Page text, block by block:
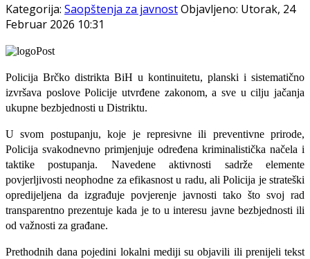
Kategorija: Saopštenja za javnostObjavljeno: Utorak, 24
Februar 2026 10:31
Policija Brčko distrikta BiH u kontinuitetu, planski i sistematično
izvršava poslove Policije utvrđene zakonom, a sve u cilju jačanja
ukupne bezbjednosti u Distriktu.
U svom postupanju, koje je represivne ili preventivne prirode,
Policija svakodnevno primjenjuje određena kriminalistička načela i
taktike postupanja. Navedene aktivnosti sadrže elemente
povjerljivosti neophodne za efikasnost u radu, ali Policija je strateški
opredijeljena da izgrađuje povjerenje javnosti tako što svoj rad
transparentno prezentuje kada je to u interesu javne bezbjednosti ili
od važnosti za građane.
Prethodnih dana pojedini lokalni mediji su objavili ili prenijeli tekst